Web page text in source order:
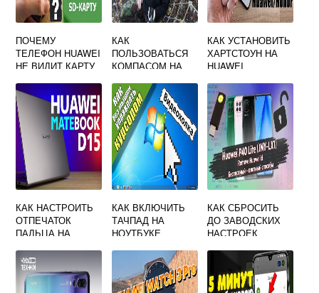
ПОЧЕМУ
ТЕЛЕФОН HUAWEI
НЕ ВИДИТ КАРТУ
КАК
ПОЛЬЗОВАТЬСЯ
КОМПАСОМ НА
HUAWEI
КАК УСТАНОВИТЬ
ХАРТСТОУН НА
HUAWEI
КАК НАСТРОИТЬ
ОТПЕЧАТОК
ПАЛЬЦА НА
HUAWEI
КАК ВКЛЮЧИТЬ
ТАЧПАД НА
НОУТБУКЕ
МЫШКИ
КАК СБРОСИТЬ
ДО ЗАВОДСКИХ
НАСТРОЕК